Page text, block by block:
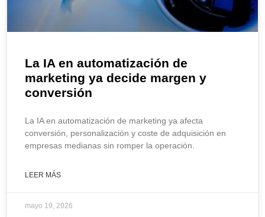
La IA en automatización de
marketing ya decide margen y
conversión
La IA en automatización de marketing ya afecta
conversión, personalización y coste de adquisición en
empresas medianas sin romper la operación.
LEER MÁS
mayo 19, 2026